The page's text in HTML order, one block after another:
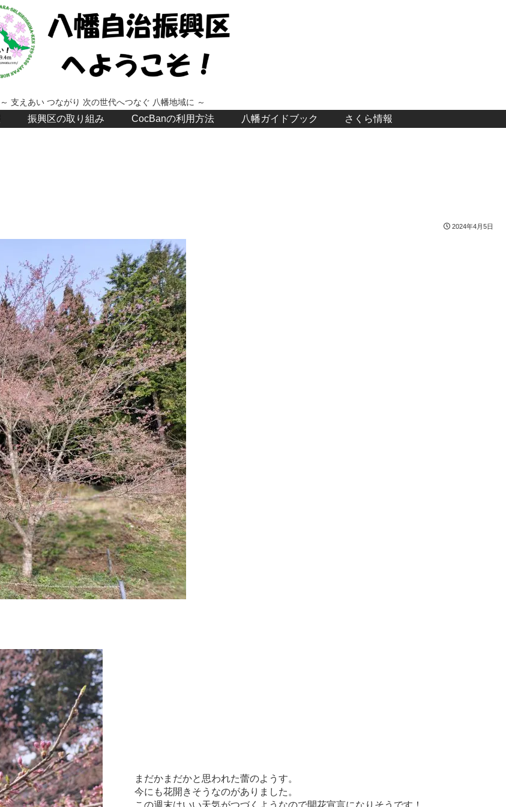
～ 支えあい つながり 次の世代へつなぐ 八幡地域に ～
振興区の取り組み CocBanの利用方法 八幡ガイドブック さくら情報
2024年4月5日
まだかまだかと思われた蕾のようす。
今にも花開きそうなのがありました。
この週末はいい天気がつづくようなので開花宣言になりそうです！